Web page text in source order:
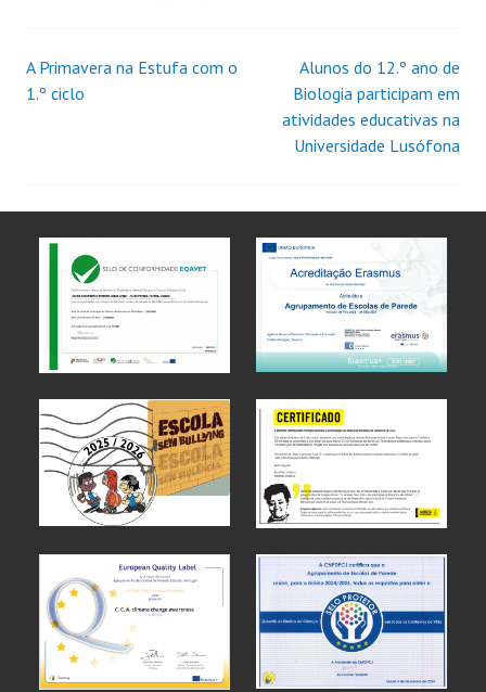
A Primavera na Estufa com o
1.º ciclo
Alunos do 12.º ano de
Biologia participam em
atividades educativas na
Universidade Lusófona